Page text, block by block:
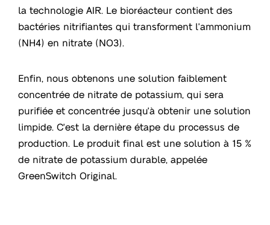
la technologie AIR. Le bioréacteur contient des
bactéries nitrifiantes qui transforment l'ammonium
(NH4) en nitrate (NO3).
Enfin, nous obtenons une solution faiblement
concentrée de nitrate de potassium, qui sera
purifiée et concentrée jusqu'à obtenir une solution
limpide. C'est la dernière étape du processus de
production. Le produit final est une solution à 15 %
de nitrate de potassium durable, appelée
GreenSwitch Original.